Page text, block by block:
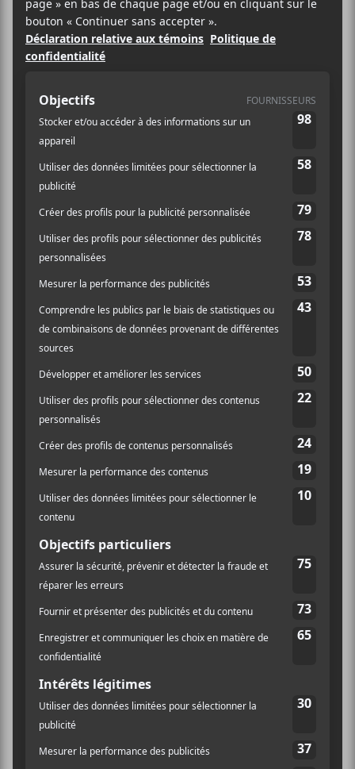
Date :
2022-04-09
Heure :
Prix :
120,25$
d’Évènement:
Spectacle
Site :
https://www.ticketmast
er.ca/event/31005871
A8590B3D?lang=fr-
ca&brand=evenko
Evenko
LIEU
Punk Week-End – Dayglo Abortions,
Ripcordz, Random Killing, Faze & Unwanted
We Were